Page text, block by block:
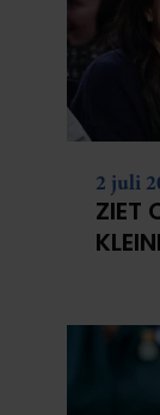
2 juli
ZIET